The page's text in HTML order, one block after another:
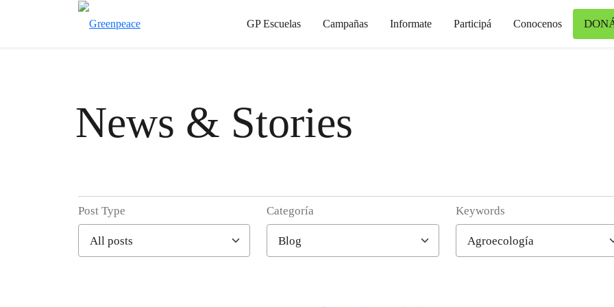
GP Escuelas Campañas Informate Participá Conocenos
News & Stories
Filter posts
Post Type Categoría Keywords